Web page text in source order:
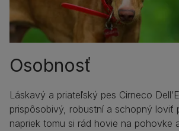
Osobnosť
Láskavý a priateľský pes Cirneco
prispôsobivý, robustní a schopný loviť
napriek tomu si rád hovie na pohovke